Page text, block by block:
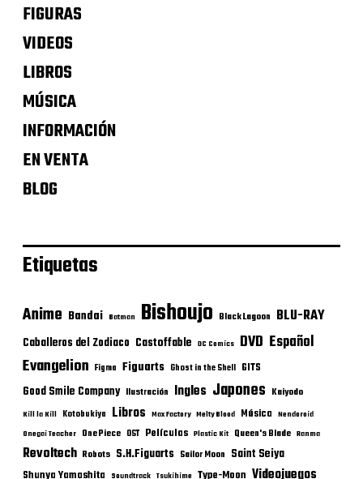
FIGURAS
VIDEOS
LIBROS
MÚSICA
INFORMACIÓN
EN VENTA
BLOG
Etiquetas
Anime Bandai Batman Bishoujo Black Lagoon BLU-RAY
Caballeros del Zodiaco Castoffable DC Comics DVD Español
Evangelion Figma Figuarts Ghost in the Shell GITS
Good Smile Company Ilustración Ingles Japones Kaiyodo
Kill la Kill Kotobukiya Libros Max Factory Melty Blood Música Nendoroid
Onegai Teacher One Piece OST Películas Plastic Kit Queen's Blade Ranma
Revoltech Robots S.H.Figuarts Sailor Moon Saint Seiya
Soundtrack Tsukihime Videojuegos